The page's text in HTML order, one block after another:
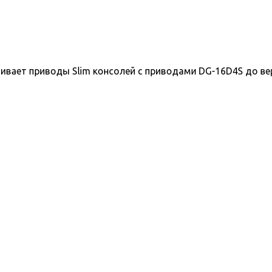
приводы Slim консолей с приводами DG-16D4S до